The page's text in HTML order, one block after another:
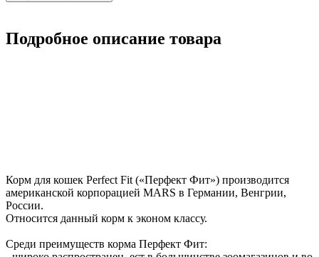
Подробное описание товара
Корм для кошек Perfect Fit («Перфект Фит») производится
американской корпорацией MARS в Германии, Венгрии,
России.
Относится данный корм к эконом классу.
Среди преимуществ корма Перфект Фит: